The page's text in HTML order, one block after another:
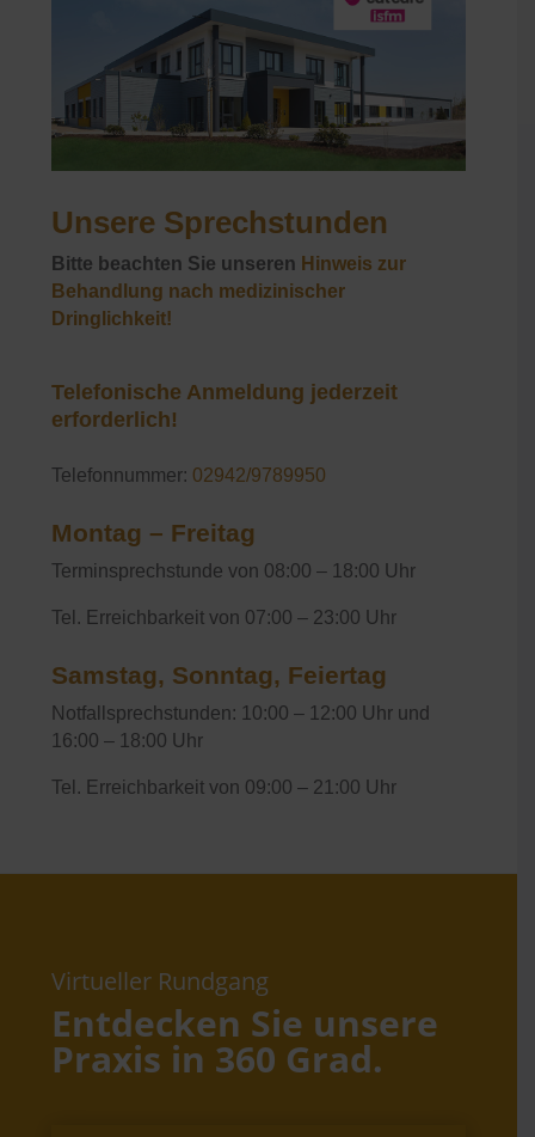
Unsere Sprechstunden
Bitte beachten Sie unseren Hinweis zur
Behandlung nach medizinischer
Dringlichkeit!
Telefonische Anmeldung jederzeit
erforderlich!
Telefonnummer: 02942/9789950
Montag – Freitag
Terminsprechstunde von 08:00 – 18:00 Uhr
Tel. Erreichbarkeit von 07:00 – 23:00 Uhr
Samstag, Sonntag, Feiertag
Notfallsprechstunden: 10:00 – 12:00 Uhr und
16:00 – 18:00 Uhr
Tel. Erreichbarkeit von 09:00 – 21:00 Uhr
Virtueller Rundgang
Entdecken Sie unsere
Praxis in 360 Grad.